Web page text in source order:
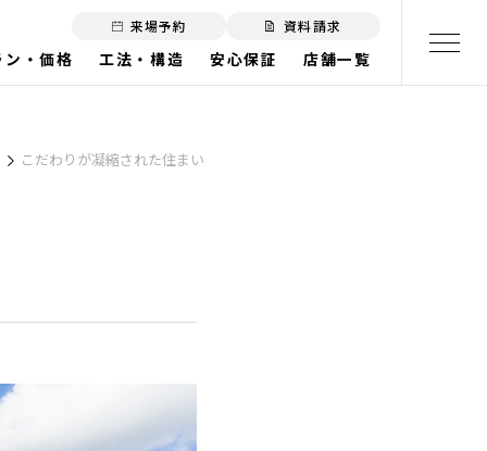
来場予約 資料請求
ン・価格 工法・構造 安心保証 店舗一覧
こだわりが凝縮された住まい